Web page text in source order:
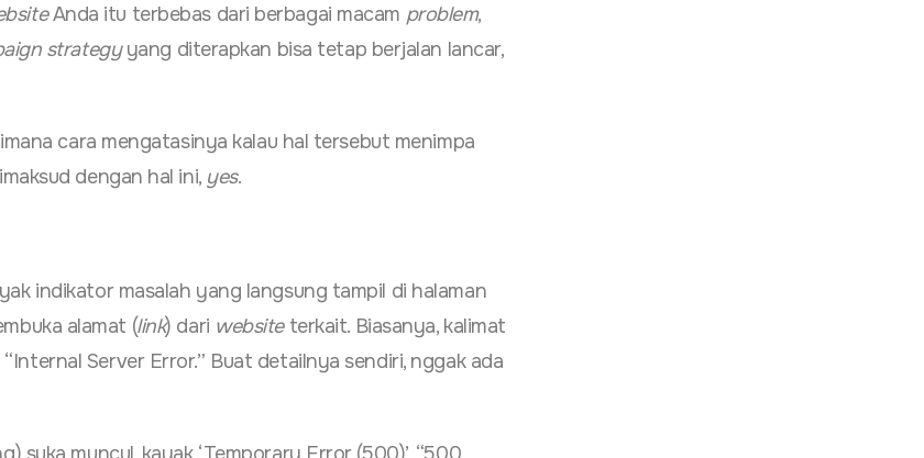
Anda itu terbebas dari berbagai macam problem,
strategyyang diterapkan bisa tetap berjalan lancar,
cara mengatasinya kalau hal tersebut menimpa
dengan hal ini, yes.
indikator masalah yang langsung tampil di halaman
alamat (link) dari websiteterkait. Biasanya, kalimat
Server Error.” Buat detailnya sendiri, nggak ada